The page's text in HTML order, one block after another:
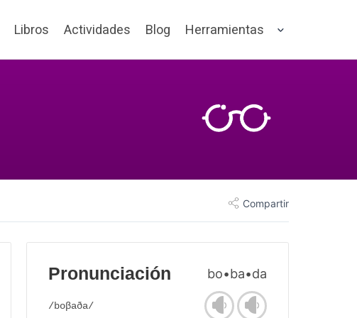
Libros Actividades Blog Herramientas
Compartir
Pronunciación bo•ba•da
/boβaða/